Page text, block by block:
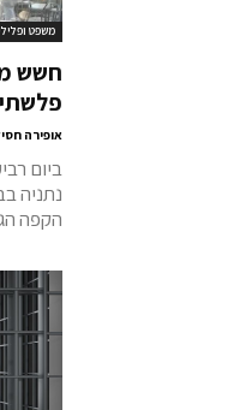
משפט
חשש
אופירה
ביום
נתניה
הקפה